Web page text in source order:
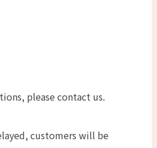
please contact us.
customers will be